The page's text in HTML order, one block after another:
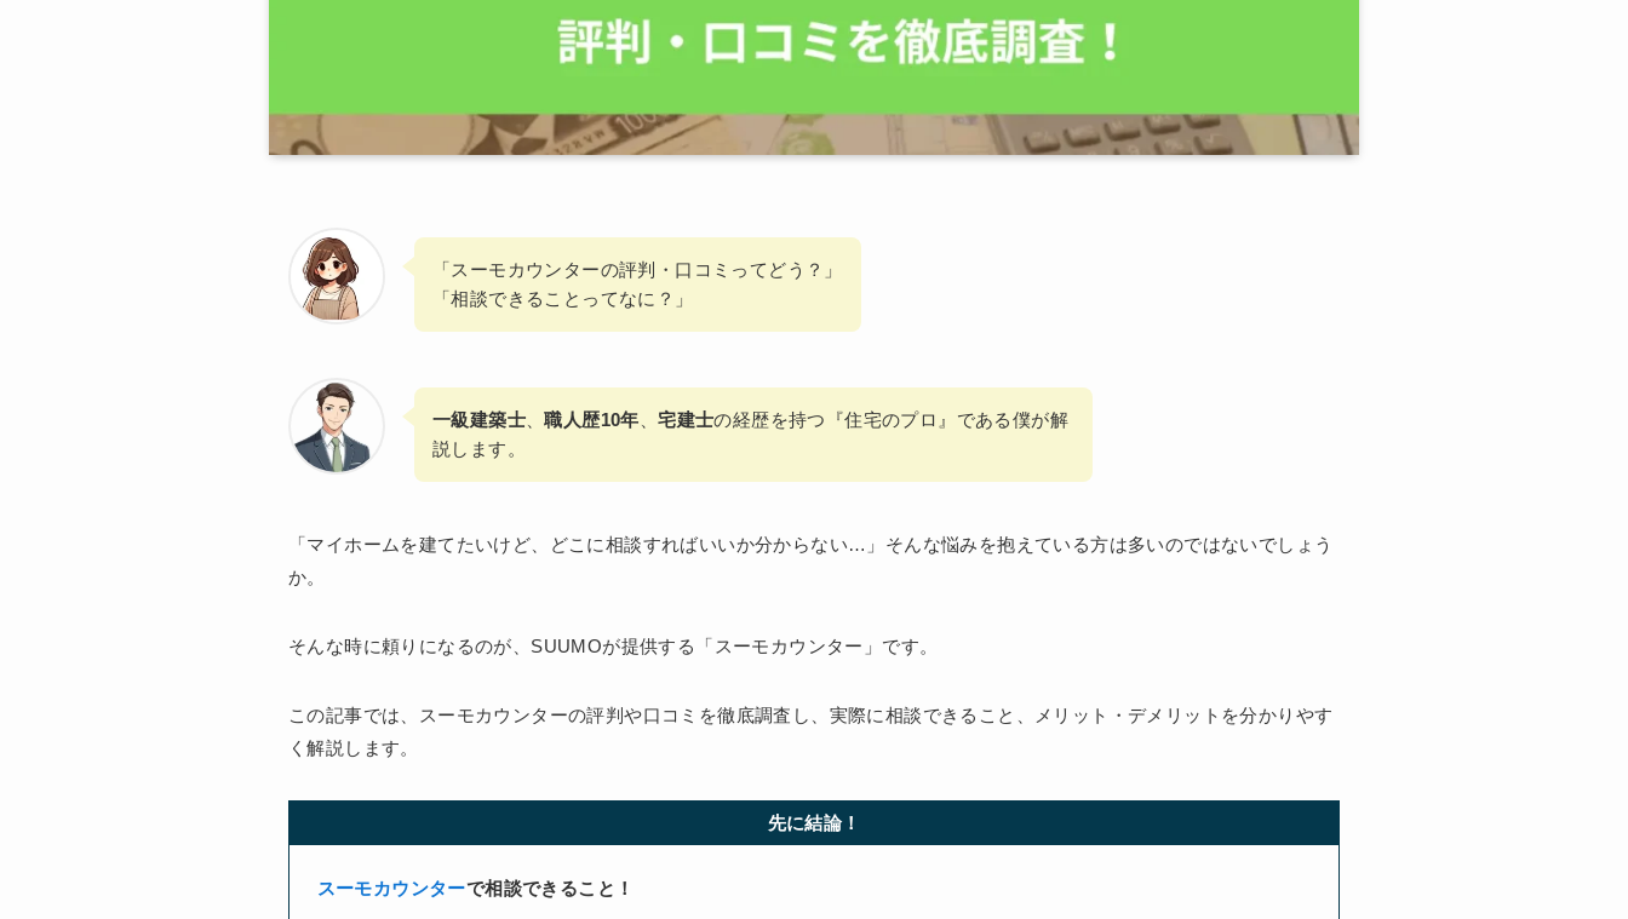
「スーモカウンターの評判・口コミってどう？」
「相談できることってなに？」
一級建築士 、職人歴10年 、宅建士の経歴を持つ『住宅のプロ』である僕が解
説します。
「マイホームを建てたいけど、どこに相談すればいいか分からない…」そんな悩みを抱えている方は多いのではないでしょう
か。
そんな時に頼りになるのが、SUUMOが提供する「スーモカウンター」です。
この記事では、スーモカウンターの評判や口コミを徹底調査し、実際に相談できること、メリット・デメリットを分かりやす
く解説します。
先に結論！
スーモカウンターで相談できること！